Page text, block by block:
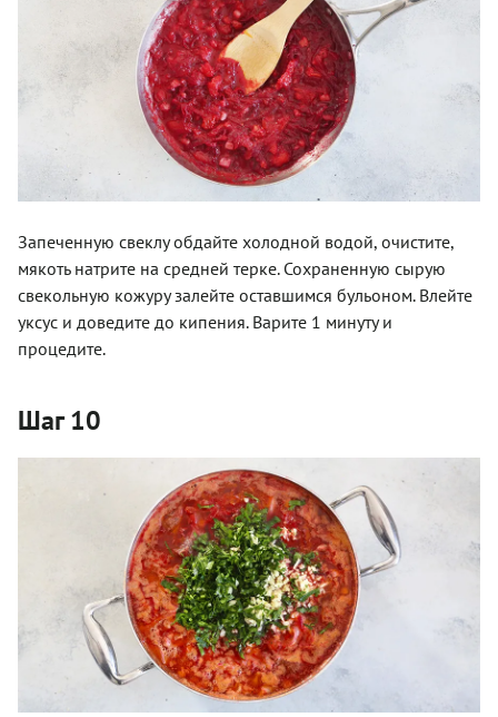
Запеченную свеклу обдайте холодной водой, очистите,
мякоть натрите на средней терке. Сохраненную сырую
свекольную кожуру залейте оставшимся бульоном. Влейте
уксус и доведите до кипения. Варите 1 минуту и
процедите.
Шаг 10